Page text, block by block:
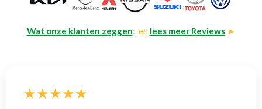
Wat onze klanten zeggen: en lees meer Reviews►
★★★★★